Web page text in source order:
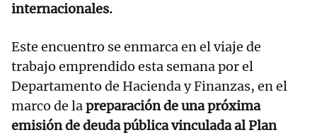
internacionales.
Este encuentro se enmarca en el viaje de
trabajo emprendido esta semana por el
Departamento de Hacienda y Finanzas, en el
marco de lapreparación de una próxima
emisión de deuda pública vinculada al Plan